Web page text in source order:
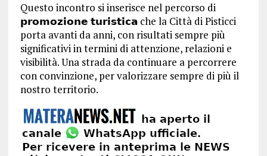
Questo incontro si inserisce nel percorso di
𝗽𝗿𝗼𝗺𝗼𝘇𝗶𝗼𝗻𝗲 𝘁𝘂𝗿𝗶𝘀𝘁𝗶𝗰𝗮 che la Città di Pisticci
porta avanti da anni, con risultati sempre più
significativi in termini di attenzione, relazioni e
visibilità. Una strada da continuare a percorrere
con convinzione, per valorizzare sempre di più il
nostro territorio.